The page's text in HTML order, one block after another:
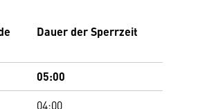
Dauer der Sperrzeit
05:00
04:00